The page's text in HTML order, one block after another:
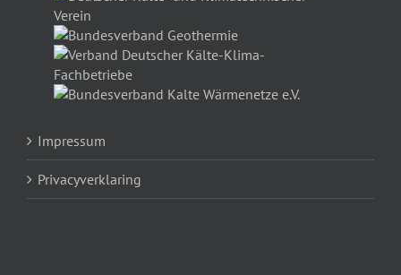
Impressum
Privacyverklaring